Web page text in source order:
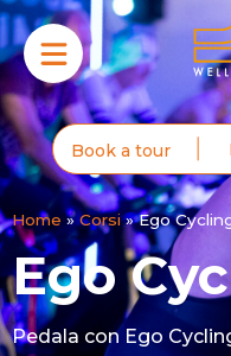
Book a tour
Home »Corsi»Ego
Ego
Pedala con Ego